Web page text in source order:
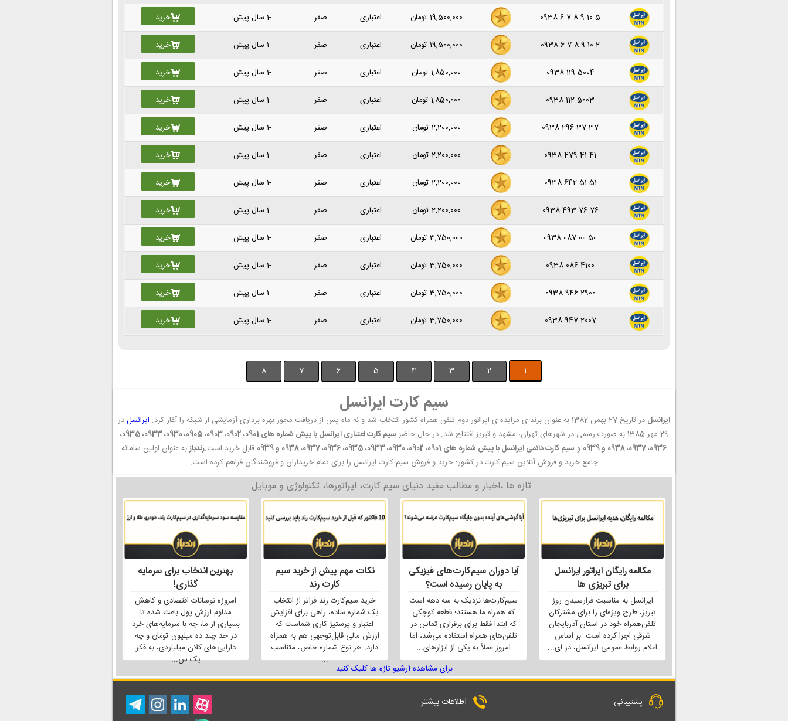
0938 6 7 8 9 10 5
19,500,000 تومان اعتباری صفر -1 سال پیش خرید
0938 6 7 8 9 10 2
19,500,000 تومان اعتباری صفر -1 سال پیش خرید
0938 119 5004
1,850,000 تومان اعتباری صفر -1 سال پیش خرید
0938 112 5003
1,850,000 تومان اعتباری صفر -1 سال پیش خرید
0938 296 37 37
2,200,000 تومان اعتباری صفر -1 سال پیش خرید
0938 479 41 41
2,200,000 تومان اعتباری صفر -1 سال پیش خرید
0938 642 51 51
2,200,000 تومان اعتباری صفر -1 سال پیش خرید
0938 493 76 76
2,200,000 تومان اعتباری صفر -1 سال پیش خرید
0938 087 00 50
3,750,000 تومان اعتباری صفر -1 سال پیش خرید
0938 086 4100
3,750,000 تومان اعتباری صفر -1 سال پیش خرید
0938 946 2900
3,750,000 تومان اعتباری صفر -1 سال پیش خرید
0938 947 2007
3,750,000 تومان اعتباری صفر -1 سال پیش خرید
1
2
3
4
5
6
7
8
سیم کارت ایرانسل
ایرانسل در تاریخ 27 بهمن 1382 به عنوان برند ی مزایده ی اپراتور دوم تلفن همراه کشور انتخاب شد و نه ماه پس از دریافت مجوز بهره برداری آزمایشی از شبکه را آغاز کرد. ایرانسلدر
29 مهر 1385 به صورت رسمی در شهرهای تهران، مشهد و تبریز افتتاح شد. در حال حاضر
سیم کارت اعتباری ایرانسل با پیش شماره های 0901، 0902، 0903، 0905، 0930، 0933، 0935،
0936، 0937، 0938 و 0939
و سیم کارت دائمی ایرانسل با پیش شماره های 0901، 0902، 0930، 0933، 0935، 0936، 0937، 0938 و 0939 قابل خرید است.رندبازبه عنوان اولین سامانه
جامع خرید و فروش آنلاین سیم کارت در کشور؛ خرید و فروش سیم کارت ایرانسل را برای تمام خریداران و فروشندگان فراهم کرده است.
تازه ها ،اخبار و مطالب مفید دنیای سیم کارت، اپراتورها، تکنولوژی و موبایل
مکالمه رایگان اپراتور ایرانسل
برای تبریزی ها
ایرانسل به مناسبت فرارسیدن روز
تبریز، طرح ویژه‌ای را برای مشترکان
تلفن‌همراه خود در استان آذربایجان
شرقی اجرا کرده است. بر اساس
اعلام روابط عمومی ایرانسل، در ای...
آیا دوران سیم‌کارت‌های فیزیکی
به پایان رسیده است؟
سیم‌کارت‌ها نزدیک به سه دهه است
که همراه ما هستند؛ قطعه کوچکی
که ابتدا فقط برای برقراری تماس در
تلفن‌های همراه استفاده می‌شد، اما
امروز عملاً به یکی از ابزارهای...
نکات مهم پیش از خرید سیم
کارت رند
خرید سیم‌کارت رند فراتر از انتخاب
یک شماره ساده، راهی برای افزایش
اعتبار و پرستیژ کاری شماست که
ارزش مالی قابل‌توجهی هم به همراه
دارد. هر نوع شماره خاص، متناسب
...
بهترین انتخاب برای سرمایه
گذاری!
امروزه نوسانات اقتصادی و کاهش
مداوم ارزش پول باعث شده تا
بسیاری از ما، چه با سرمایه‌های خرد
در حد چند ده میلیون تومان و چه
دارایی‌های کلان میلیاردی، به فکر
یک س...
برای مشاهده آرشیو تازه ها کلیک کنید
پشتیبانی اطلاعات بیشتر